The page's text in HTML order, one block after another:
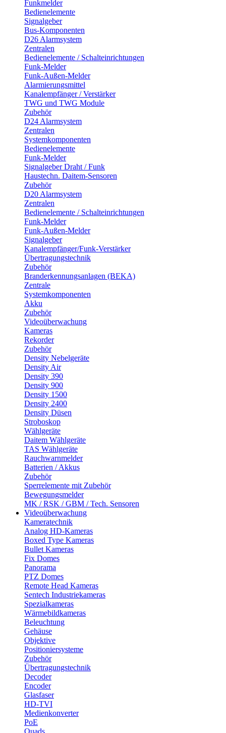
Funkmelder
Bedienelemente
Signalgeber
Bus-Komponenten
D26 Alarmsystem
Zentralen
Bedienelemente / Schalteinrichtungen
Funk-Melder
Funk-Außen-Melder
Alarmierungsmittel
Kanalempfänger / Verstärker
TWG und TWG Module
Zubehör
D24 Alarmsystem
Zentralen
Systemkomponenten
Bedienelemente
Funk-Melder
Signalgeber Draht / Funk
Haustechn. Daitem-Sensoren
Zubehör
D20 Alarmsystem
Zentralen
Bedienelemente / Schalteinrichtungen
Funk-Melder
Funk-Außen-Melder
Signalgeber
Kanalempfänger/Funk-Verstärker
Übertragungstechnik
Zubehör
Branderkennungsanlagen (BEKA)
Zentrale
Systemkomponenten
Akku
Zubehör
Videoüberwachung
Kameras
Rekorder
Zubehör
Density Nebelgeräte
Density Air
Density 390
Density 900
Density 1500
Density 2400
Density Düsen
Stroboskop
Wählgeräte
Daitem Wählgeräte
TAS Wählgeräte
Rauchwarnmelder
Batterien / Akkus
Zubehör
Sperrelemente mit Zubehör
Bewegungsmelder
MK / RSK / GBM / Tech. Sensoren
Videoüberwachung
Kameratechnik
Analog HD-Kameras
Boxed Type Kameras
Bullet Kameras
Fix Domes
Panorama
PTZ Domes
Remote Head Kameras
Sentech Industriekameras
Spezialkameras
Wärmebildkameras
Beleuchtung
Gehäuse
Objektive
Positioniersysteme
Zubehör
Übertragungstechnik
Decoder
Encoder
Glasfaser
HD-TVI
Medienkonverter
PoE
Quads